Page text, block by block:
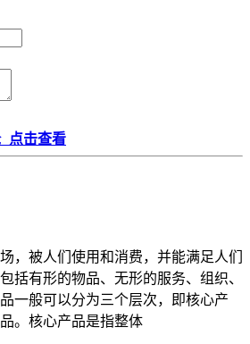
点击查看
，被人们使用和消费，并能满足人们
括有形的物品、无形的服务、组织、
一般可以分为三个层次，即核心产
。核心产品是指整体